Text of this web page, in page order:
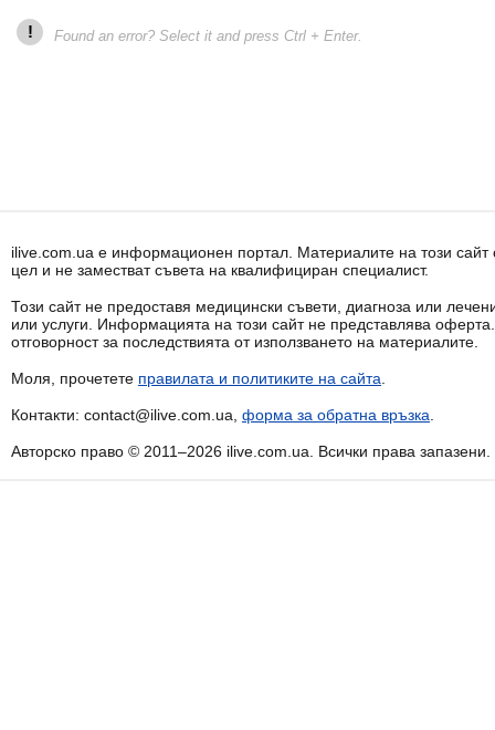
! Found an error? Select it and press Ctrl + Enter.
ilive.com.ua е информационен портал. Материалите на този
цел и не заместват съвета на квалифициран специалист.
Този сайт не предоставя медицински съвети, диагноза или
или услуги. Информацията на този сайт не представлява
отговорност за последствията от използването на материалите.
Моля, прочетете правилата и политиките на сайта
Контакти: contact@ilive.com.ua, форма за обратна връзка
Авторско право © 2011–2026 ilive.com.ua. Всички права запазени.